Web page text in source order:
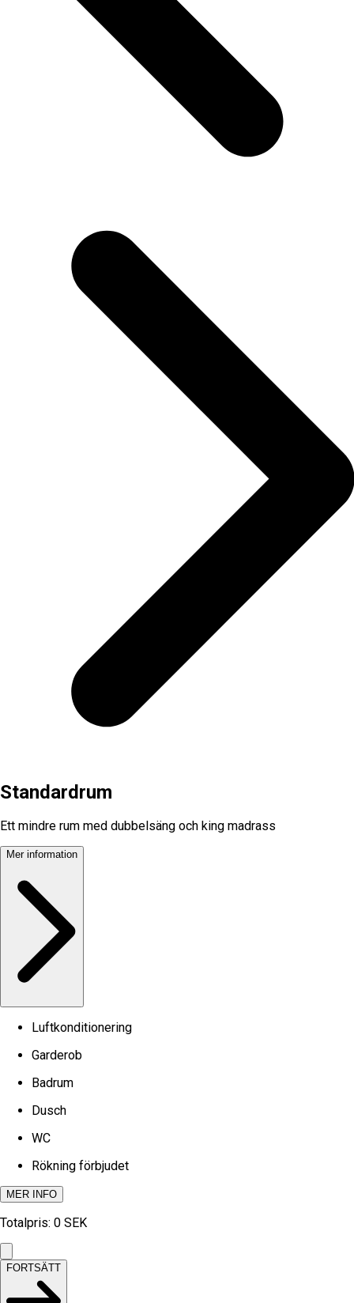
Standardrum
Ett mindre rum med dubbelsäng och king madrass
Mer information
Luftkonditionering
Garderob
Badrum
Dusch
WC
Rökning förbjudet
MER INFO
Totalpris: 0 SEK
FORTSÄTT